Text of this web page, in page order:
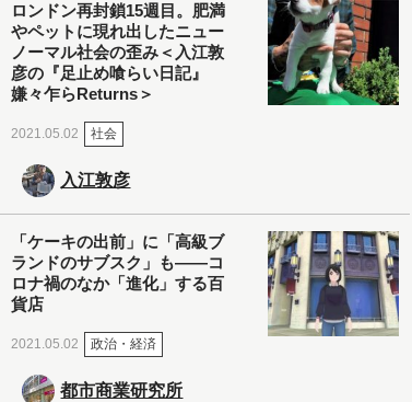
ロンドン再封鎖15週目。肥満
やペットに現れ出したニュー
ノーマル社会の歪み＜入江敦
彦の『足止め喰らい日記』
嫌々乍らReturns＞
2021.05.02 社会
入江敦彦
「ケーキの出前」に「高級ブ
ランドのサブスク」も――コ
ロナ禍のなか「進化」する百
貨店
2021.05.02 政治・経済
都市商業研究所